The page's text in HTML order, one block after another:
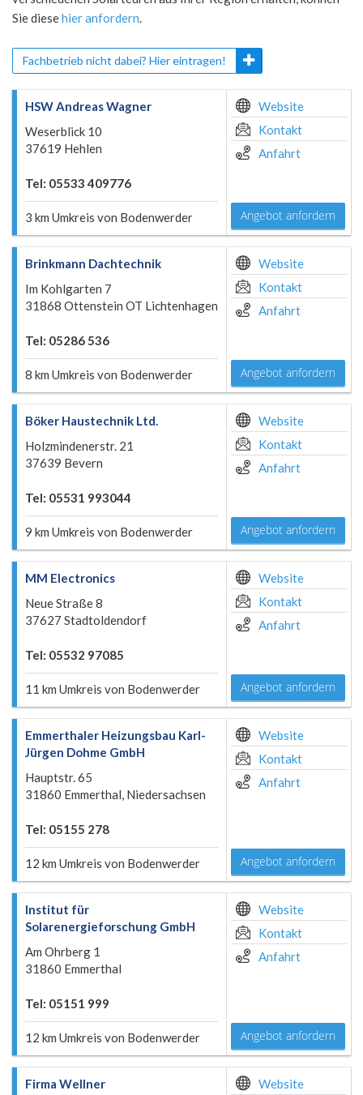
Sie diesehier anfordern.
Fachbetrieb nicht dabei? Hier eintragen!
HSW Andreas Wagner
Weserblick 10
37619 Hehlen
Tel: 05533 409776
3 km Umkreis von Bodenwerder
Website
Kontakt
Anfahrt
Angebot anfordern
Brinkmann Dachtechnik
Im Kohlgarten 7
31868 Ottenstein OT Lichtenhagen
Tel: 05286 536
8 km Umkreis von Bodenwerder
Website
Kontakt
Anfahrt
Angebot anfordern
Böker Haustechnik Ltd.
Holzmindenerstr. 21
37639 Bevern
Tel: 05531 993044
9 km Umkreis von Bodenwerder
Website
Kontakt
Anfahrt
Angebot anfordern
MM Electronics
Neue Straße 8
37627 Stadtoldendorf
Tel: 05532 97085
11 km Umkreis von Bodenwerder
Website
Kontakt
Anfahrt
Angebot anfordern
Emmerthaler Heizungsbau Karl-
Jürgen Dohme GmbH
Hauptstr. 65
31860 Emmerthal, Niedersachsen
Tel: 05155 278
12 km Umkreis von Bodenwerder
Website
Kontakt
Anfahrt
Angebot anfordern
Institut für
Solarenergieforschung GmbH
Am Ohrberg 1
31860 Emmerthal
Tel: 05151 999
12 km Umkreis von Bodenwerder
Website
Kontakt
Anfahrt
Angebot anfordern
Firma Wellner
Website